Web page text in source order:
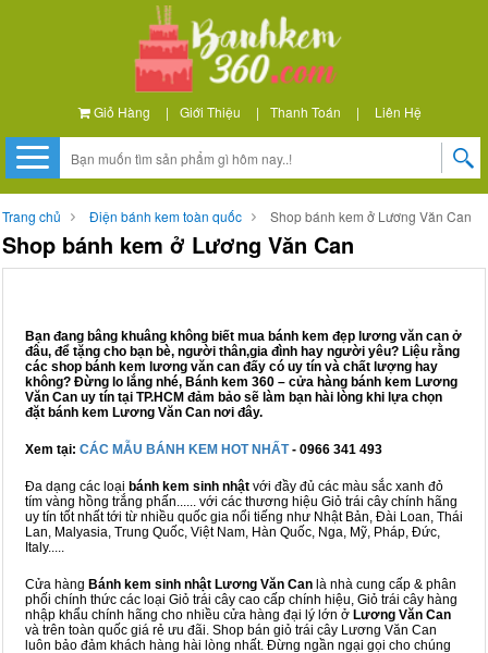
Giỏ Hàng | Giới Thiệu | Thanh Toán | Liên Hệ
Trang chủ Điện bánh kem toàn quốc Shop bánh kem ở Lương Văn Can
Shop bánh kem ở Lương Văn Can
Bạn đang bâng khuâng không biết mua bánh kem đẹp lương văn can ở
đâu, để tặng cho bạn bè, người thân,gia đình hay người yêu? Liệu rằng
các shop bánh kem lương văn can đấy có uy tín và chất lượng hay
không? Đừng lo lắng nhé, Bánh kem 360 – cửa hàng bánh kem Lương
Văn Can uy tín tại TP.HCM đảm bảo sẽ làm bạn hài lòng khi lựa chọn
đặt bánh kem Lương Văn Can nơi đây.
Xem tại: CÁC MẪU BÁNH KEM HOT NHẤT- 0966 341 493
Đa dạng các loại bánh kem sinh nhật với đầy đủ các màu sắc xanh đỏ
tím vàng hồng trắng phấn...... với các thương hiệu Giỏ trái cây chính hãng
uy tín tốt nhất tới từ nhiều quốc gia nổi tiếng như Nhật Bản, Đài Loan, Thái
Lan, Malyasia, Trung Quốc, Việt Nam, Hàn Quốc, Nga, Mỹ, Pháp, Đức,
Italy.....
Cửa hàng Bánh kem sinh nhật Lương Văn Can là nhà cung cấp & phân
phối chính thức các loại Giỏ trái cây cao cấp chính hiệu, Giỏ trái cây hàng
nhập khẩu chính hãng cho nhiều cửa hàng đại lý lớn ở Lương Văn Can
và trên toàn quốc giá rẻ ưu đãi. Shop bán giỏ trái cây Lương Văn Can
luôn bảo đảm khách hàng hài lòng nhất. Đừng ngần ngại gọi cho chúng